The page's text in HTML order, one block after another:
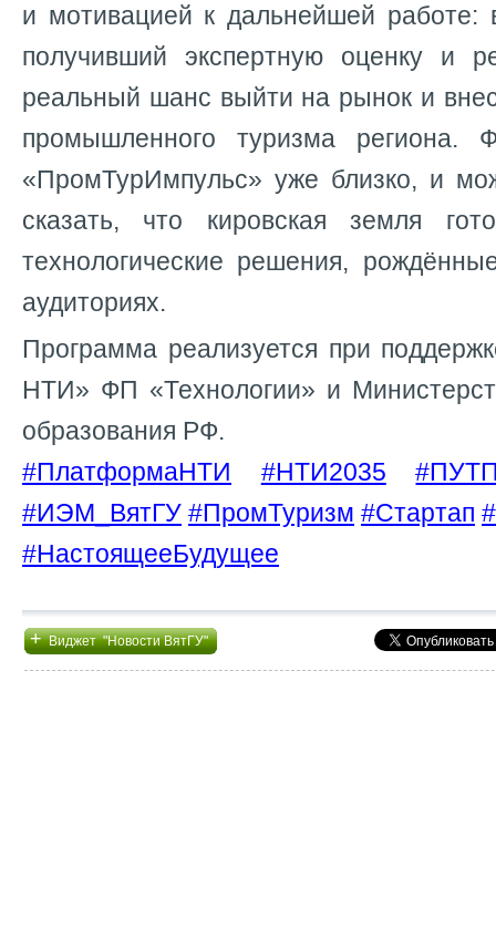
и мотивацией к дальнейшей работе:
получивший экспертную оценку и
реальный шанс выйти на рынок и
промышленного туризма региона.
«ПромТурИмпульс» уже близко, и
сказать, что кировская земля
технологические решения,
аудиториях.
Программа реализуется при
НТИ» ФП «Технологии» и
образования РФ.
#ПлатформаНТИ
#НТИ2035
#ИЭМ_ВятГУ #ПромТуризм #Стартап
#НастоящееБудущее
+Виджет "Новости ВятГУ"